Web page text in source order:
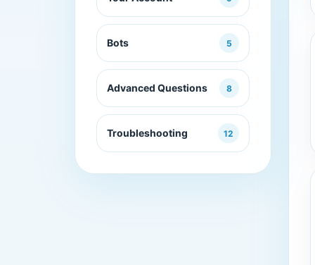
Bots 5
Advanced Questions 8
Troubleshooting 12